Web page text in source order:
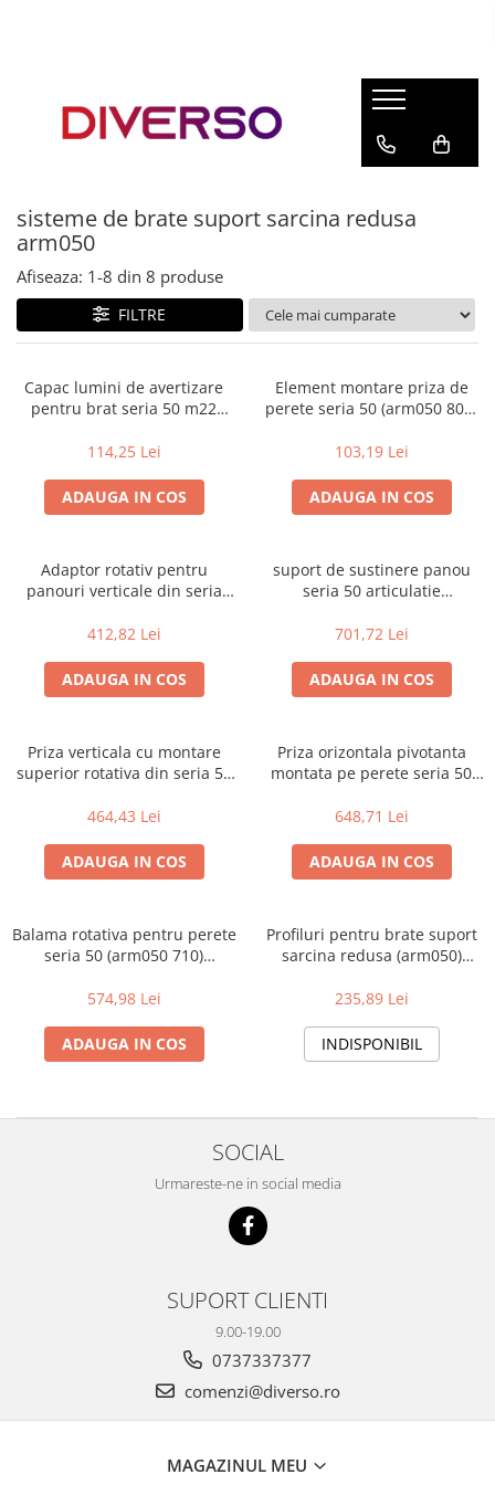
ASA
SILK
TPU
HIPS
MULTIMATERIAL
sisteme de brate suport sarcina redusa
arm050
Afiseaza: 1-8 din 8 produse
FILTRE
Capac lumini de avertizare
pentru brat seria 50 m22
multiple)
114,25 Lei
ADAUGA IN COS
Element montare priza de
perete seria 50 (arm050 800)
103,19 Lei
ADAUGA IN COS
Adaptor rotativ pentru
panouri verticale din seria
multiple)
412,82 Lei
ADAUGA IN COS
suport de sustinere panou
seria 50 articulatie
500) (variante multiple)
701,72 Lei
ADAUGA IN COS
Priza verticala cu montare
superior rotativa din seria 50
multiple)
464,43 Lei
ADAUGA IN COS
Priza orizontala pivotanta
montata pe perete seria 50
multiple)
648,71 Lei
ADAUGA IN COS
Balama rotativa pentru perete
seria 50 (arm050 710)
574,98 Lei
ADAUGA IN COS
Profiluri pentru brate suport
sarcina redusa (arm050)
235,89 Lei
INDISPONIBIL
SOCIAL
Urmareste-ne in social media
SUPORT CLIENTI
9.00-19.00
0737337377
comenzi@diverso.ro
MAGAZINUL MEU